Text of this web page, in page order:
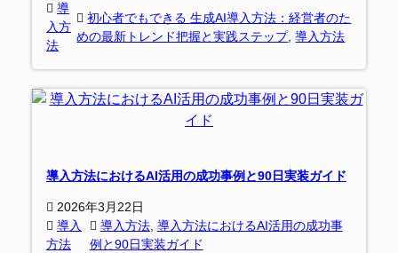
導
入方
法
初心者でもできる 生成AI導入方法：経営者のた
めの最新トレンド把握と実践ステップ, 導入方法
導入方法におけるAI活用の成功事例と90日実装ガイド
2026年3月22日
導入
方法
導入方法, 導入方法におけるAI活用の成功事
例と90日実装ガイド